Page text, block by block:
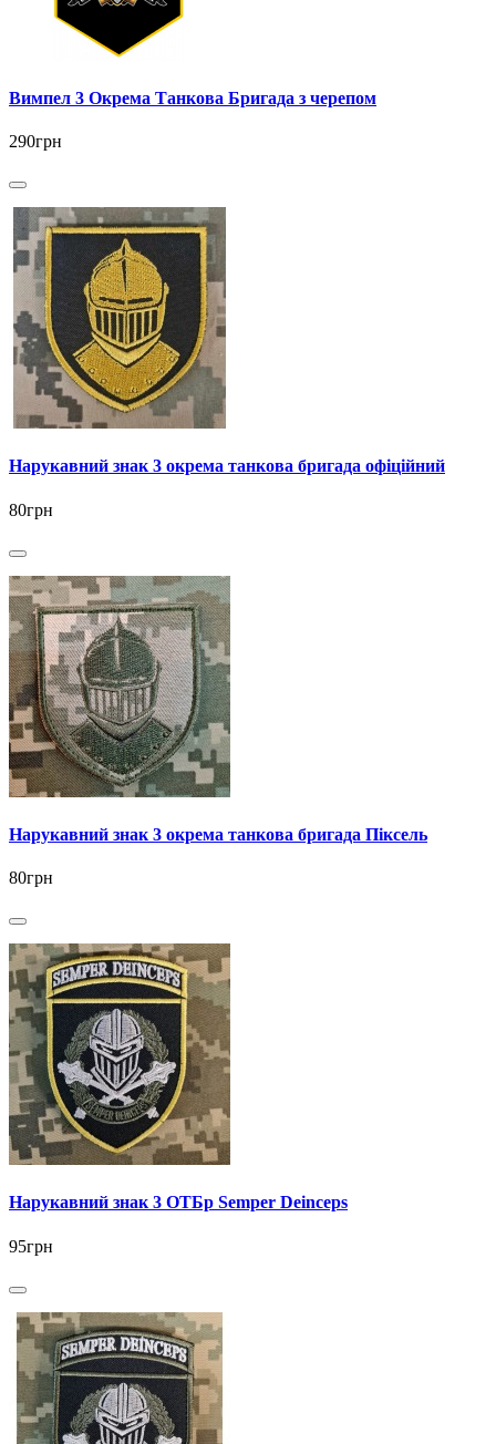
Вимпел 3 Окрема Танкова Бригада з черепом
290грн
Нарукавний знак 3 окрема танкова бригада офіційний
80грн
Нарукавний знак 3 окрема танкова бригада Піксель
80грн
Нарукавний знак 3 ОТБр Semper Deinceps
95грн